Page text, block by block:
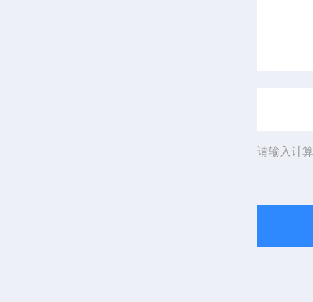
请输入计